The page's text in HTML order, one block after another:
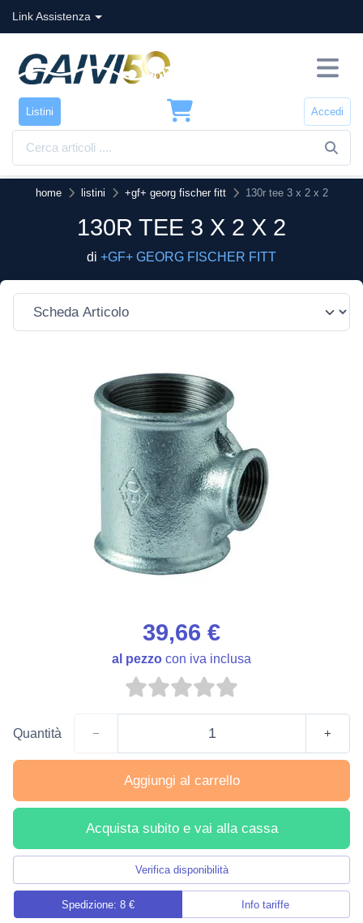
Link Assistenza
Listini Accedi
home listini +gf+ georg fischer fitt 130r tee 3 x 2 x 2
130R TEE 3 X 2 X 2
di +GF+ GEORG FISCHER FITT
39,66 €
al pezzo con iva inclusa
Quantità − +
Aggiungi al carrello
Acquista subito e vai alla cassa
Verifica disponibilità
Spedizione: 8 € Info tariffe